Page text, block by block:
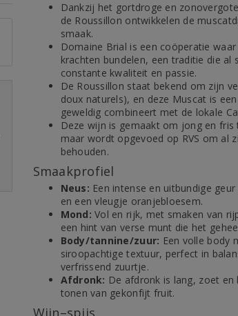
Dankzij het gortdroge en
de Roussillon ontwikkelen de
smaak.
Domaine Brial is een coöperatie
krachten bundelen, een traditie die al
constante kwaliteit en passie.
De Roussillon staat bekend om zijn
doux naturels), en deze Muscat is
geweldig combineert met de lokale
Deze wijn is gemaakt om jong en
maar wordt opgevoed op RVS om al
behouden.
Smaakprofiel
Neus: Een intense en uitbundige
en een vleugje oranjebloesem.
Mond: Vol en rijk, met smaken van
een hint van verse munt die het
Body/tannine/zuur: Een volle body
siroopachtige textuur, perfect in
verfrissend zuurtje.
Afdronk: De afdronk is lang, zoet
tonen van gekonfijt fruit.
Wijn–spijs